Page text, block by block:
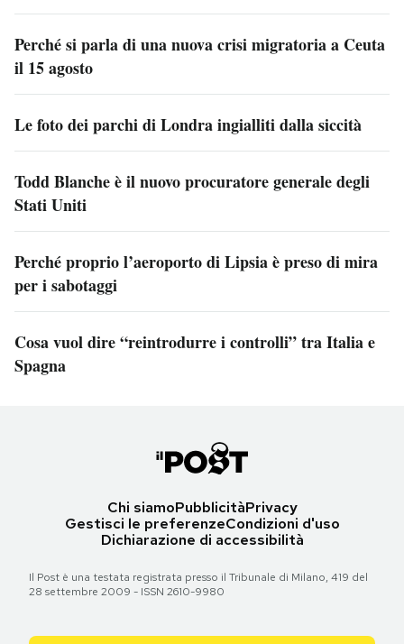
Perché si parla di una nuova crisi migratoria a Ceuta
il 15 agosto
Le foto dei parchi di Londra ingialliti dalla siccità
Todd Blanche è il nuovo procuratore generale degli
Stati Uniti
Perché proprio l’aeroporto di Lipsia è preso di mira
per i sabotaggi
Cosa vuol dire “reintrodurre i controlli” tra Italia e
Spagna
Chi siamoPubblicitàPrivacy
Gestisci le preferenzeCondizioni d'uso
Dichiarazione di accessibilità
Il Post è una testata registrata presso il Tribunale di Milano, 419 del
28 settembre 2009 - ISSN 2610-9980